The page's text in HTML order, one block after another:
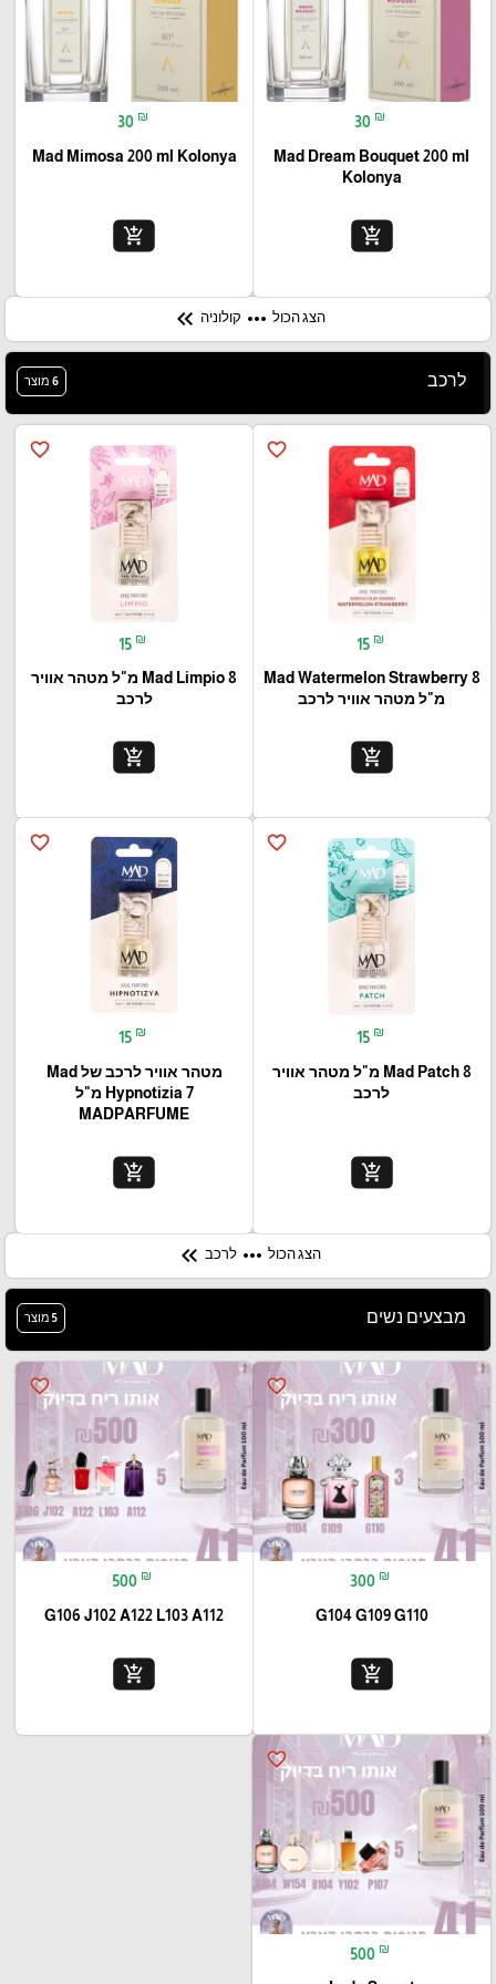
30 ₪
Mad Dream Bouquet 200 ml
Kolonya
add_shopping_cart
30 ₪
Mad Mimosa 200 ml Kolonya
add_shopping_cart
הצג הכול more_horiz קולוניה keyboard_double_arrow_left
לרכב 6 מוצר
favorite_border
15 ₪
Mad Watermelon Strawberry 8
מ"ל מטהר אוויר לרכב
add_shopping_cart
favorite_border
15 ₪
Mad Limpio 8 מ"ל מטהר אוויר
לרכב
add_shopping_cart
favorite_border
15 ₪
Mad Patch 8 מ"ל מטהר אוויר
לרכב
add_shopping_cart
favorite_border
15 ₪
מטהר אוויר לרכב של Mad
Hypnotizia 7 מ"ל
MADPARFUME
add_shopping_cart
הצג הכול more_horiz לרכב keyboard_double_arrow_left
מבצעים נשים 5 מוצר
favorite_border
300 ₪
G104 G109 G110
add_shopping_cart
favorite_border
500 ₪
G106 J102 A122 L103 A112
add_shopping_cart
favorite_border
500 ₪